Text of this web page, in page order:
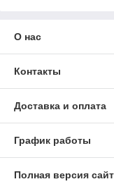
О нас
Контакты
Доставка и оплата
График работы
Полная версия